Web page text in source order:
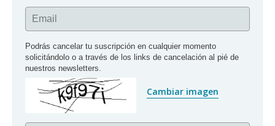
Email
Podrás cancelar tu suscripción en cualquier momento
solicitándolo o a través de los links de cancelación al pié de
nuestros newsletters.
Cambiar imagen